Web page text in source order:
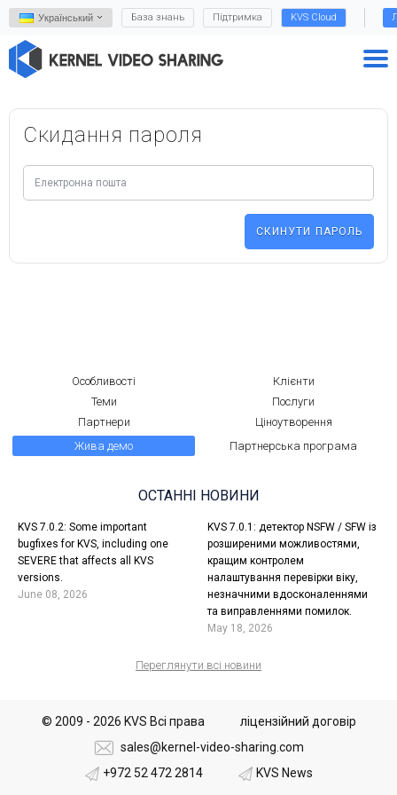
Український База знань Підтримка KVS Cloud
Скидання пароля
Особливості
Клієнти
Теми
Послуги
Партнери
Ціноутворення
Жива демо
Партнерська програма
ОСТАННІ НОВИНИ
KVS 7.0.2: Some important
bugfixes for KVS, including one
SEVERE that affects all KVS
versions.
June 08, 2026
KVS 7.0.1: детектор NSFW / SFW із
розширеними можливостями,
кращим контролем
налаштування перевірки віку,
незначними вдосконаленнями
та виправленнями помилок.
May 18, 2026
Переглянути всі новини
© 2009 - 2026 KVS Всі права
ліцензійний договір
sales@kernel-video-sharing.com
+972 52 472 2814
KVS News